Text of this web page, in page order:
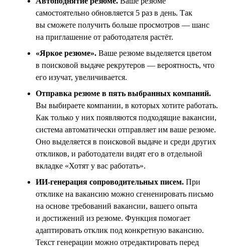
самостоятельно обновляется 5 раз в день. Так
вы сможете получить больше просмотров — шанс
на приглашение от работодателя растёт.
«Яркое резюме». Ваше резюме выделяется цветом
в поисковой выдаче рекрутеров — вероятность, что
его изучат, увеличивается.
Отправка резюме в пять выбранных компаний.
Вы выбираете компании, в которых хотите работать.
Как только у них появляются подходящие вакансии,
система автоматически отправляет им ваше резюме.
Оно выделяется в поисковой выдаче и среди других
откликов, и работодатели видят его в отдельной
вкладке «Хотят у вас работать».
ИИ-генерация сопроводительных писем. При
отклике на вакансию можно сгененировать письмо
на основе требований вакансии, вашего опыта
и достижений из резюме. Функция помогает
адаптировать отклик под конкретную вакансию.
Текст генерации можно отредактировать перед